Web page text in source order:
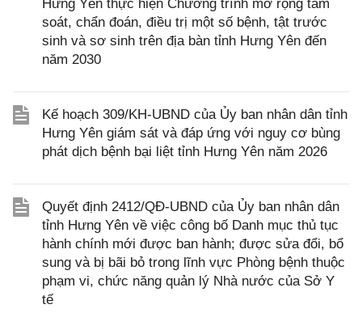
Hưng Yên thực hiện Chương trình mở rộng tầm
soát, chẩn đoán, điều trị một số bệnh, tật trước
sinh và sơ sinh trên địa bàn tỉnh Hưng Yên đến
năm 2030
Kế hoạch 309/KH-UBND của Ủy ban nhân dân tỉnh
Hưng Yên giám sát và đáp ứng với nguy cơ bùng
phát dịch bệnh bại liệt tỉnh Hưng Yên năm 2026
Quyết định 2412/QĐ-UBND của Ủy ban nhân dân
tỉnh Hưng Yên về việc công bố Danh mục thủ tục
hành chính mới được ban hành; được sửa đổi, bổ
sung và bị bãi bỏ trong lĩnh vực Phòng bệnh thuộc
phạm vi, chức năng quản lý Nhà nước của Sở Y
tế